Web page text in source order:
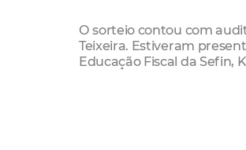
O sorteio contou com
Teixeira. Estiveram
Educação Fiscal da Sefin,